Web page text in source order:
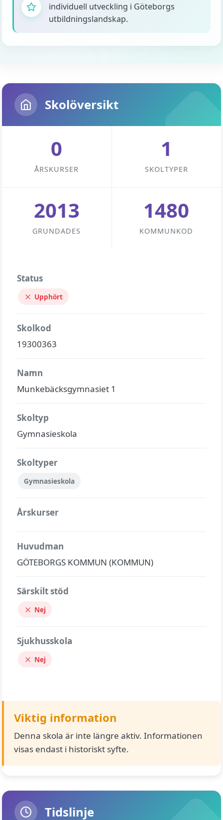
individuell utveckling i Göteborgs
utbildningslandskap.
Skolöversikt
0
ÅRSKURSER
1
SKOLTYPER
2013
GRUNDADES
1480
KOMMUNKOD
Status
Upphört
Skolkod
19300363
Namn
Munkebäcksgymnasiet 1
Skoltyp
Gymnasieskola
Skoltyper
Gymnasieskola
Årskurser
Huvudman
GÖTEBORGS KOMMUN (KOMMUN)
Särskilt stöd
Nej
Sjukhusskola
Nej
Viktig information
Denna skola är inte längre aktiv. Informationen
visas endast i historiskt syfte.
Tidslinje